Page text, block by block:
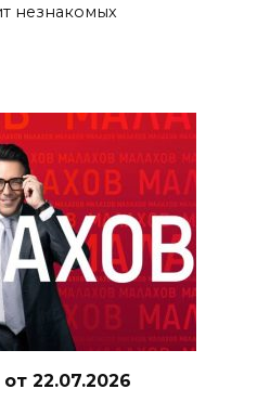
незнакомых
22.07.2026